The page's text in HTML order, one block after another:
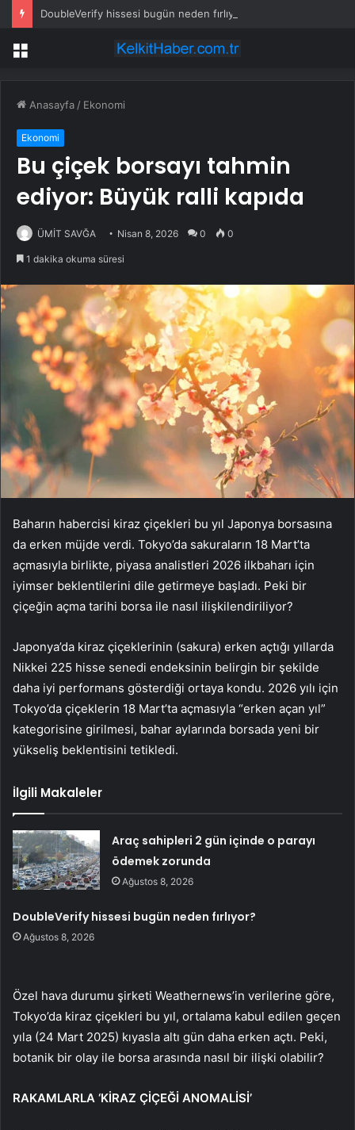
DoubleVerify hissesi bugün neden fırlıyor?
Menü
Anasayfa / Ekonomi
Ekonomi
Bu çiçek borsayı tahmin
ediyor: Büyük ralli kapıda
ÜMİT SAVĞA Nisan 8, 2026 0 0
1 dakika okuma süresi
Baharın habercisi kiraz çiçekleri bu yıl Japonya borsasına
da erken müjde verdi. Tokyo’da sakuraların 18 Mart’ta
açmasıyla birlikte, piyasa analistleri 2026 ilkbaharı için
iyimser beklentilerini dile getirmeye başladı. Peki bir
çiçeğin açma tarihi borsa ile nasıl ilişkilendiriliyor?
Japonya’da kiraz çiçeklerinin (sakura) erken açtığı yıllarda
Nikkei 225 hisse senedi endeksinin belirgin bir şekilde
daha iyi performans gösterdiği ortaya kondu. 2026 yılı için
Tokyo’da çiçeklerin 18 Mart’ta açmasıyla “erken açan yıl”
kategorisine girilmesi, bahar aylarında borsada yeni bir
yükseliş beklentisini tetikledi.
İlgili Makaleler
Araç sahipleri 2 gün içinde o parayı
ödemek zorunda
Ağustos 8, 2026
DoubleVerify hissesi bugün neden fırlıyor?
Ağustos 8, 2026
Özel hava durumu şirketi Weathernews’in verilerine göre,
Tokyo’da kiraz çiçekleri bu yıl, ortalama kabul edilen geçen
yıla (24 Mart 2025) kıyasla altı gün daha erken açtı. Peki,
botanik bir olay ile borsa arasında nasıl bir ilişki olabilir?
RAKAMLARLA ‘KİRAZ ÇİÇEĞİ ANOMALİSİ’